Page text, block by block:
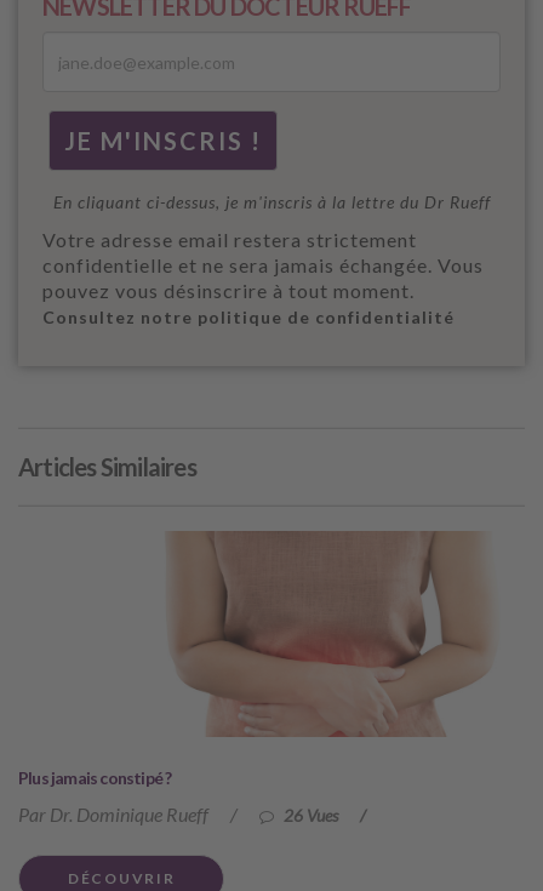
NEWSLETTER DU DOCTEUR RUEFF
En cliquant ci-dessus, je m'inscris à la lettre du Dr Rueff
Votre adresse email restera strictement
confidentielle et ne sera jamais échangée. Vous
pouvez vous désinscrire à tout moment.
Consultez notre politique de confidentialité
Articles Similaires
Plus jamais constipé ?
Par Dr. Dominique Rueff / 26 Vues /
DÉCOUVRIR